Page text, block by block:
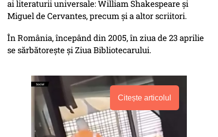
ai literaturii universale: William Shakespeare și
Miguel de Cervantes, precum și a altor scriitori.
În România, începând din 2005, în ziua de 23 aprilie
se sărbătorește și Ziua Bibliotecarului.
Citește articolul